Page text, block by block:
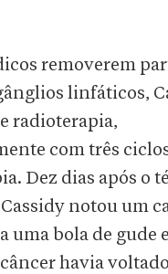
removerem
linfáticos,
radioterapia,
com três
Dez dias após o
notou um
uma bola de gude
havia